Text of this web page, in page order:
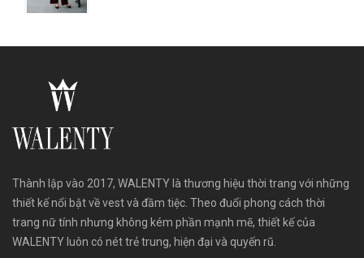
Thành lập vào 2017, WALENTY là thương hiệu thời trang với những
thiết kế nổi bật về vest và đầm tiệc. Theo đuổi phong cách thời
trang nữ tính nhưng không kém phần mạnh mẽ, thiết kế của
WALENTY luôn có nét trẻ trung, hiện đại và quyến rũ.